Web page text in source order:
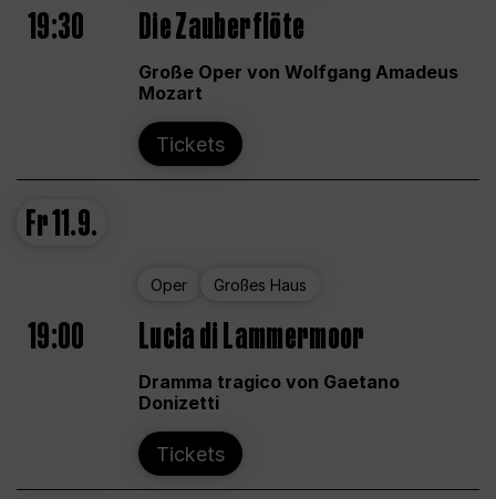
19:30 Die Zauberflöte
Große Oper von Wolfgang Amadeus
Mozart
Tickets
Fr11.9.
Oper Großes Haus
19:00 Lucia di Lammermoor
Dramma tragico von Gaetano
Donizetti
Tickets